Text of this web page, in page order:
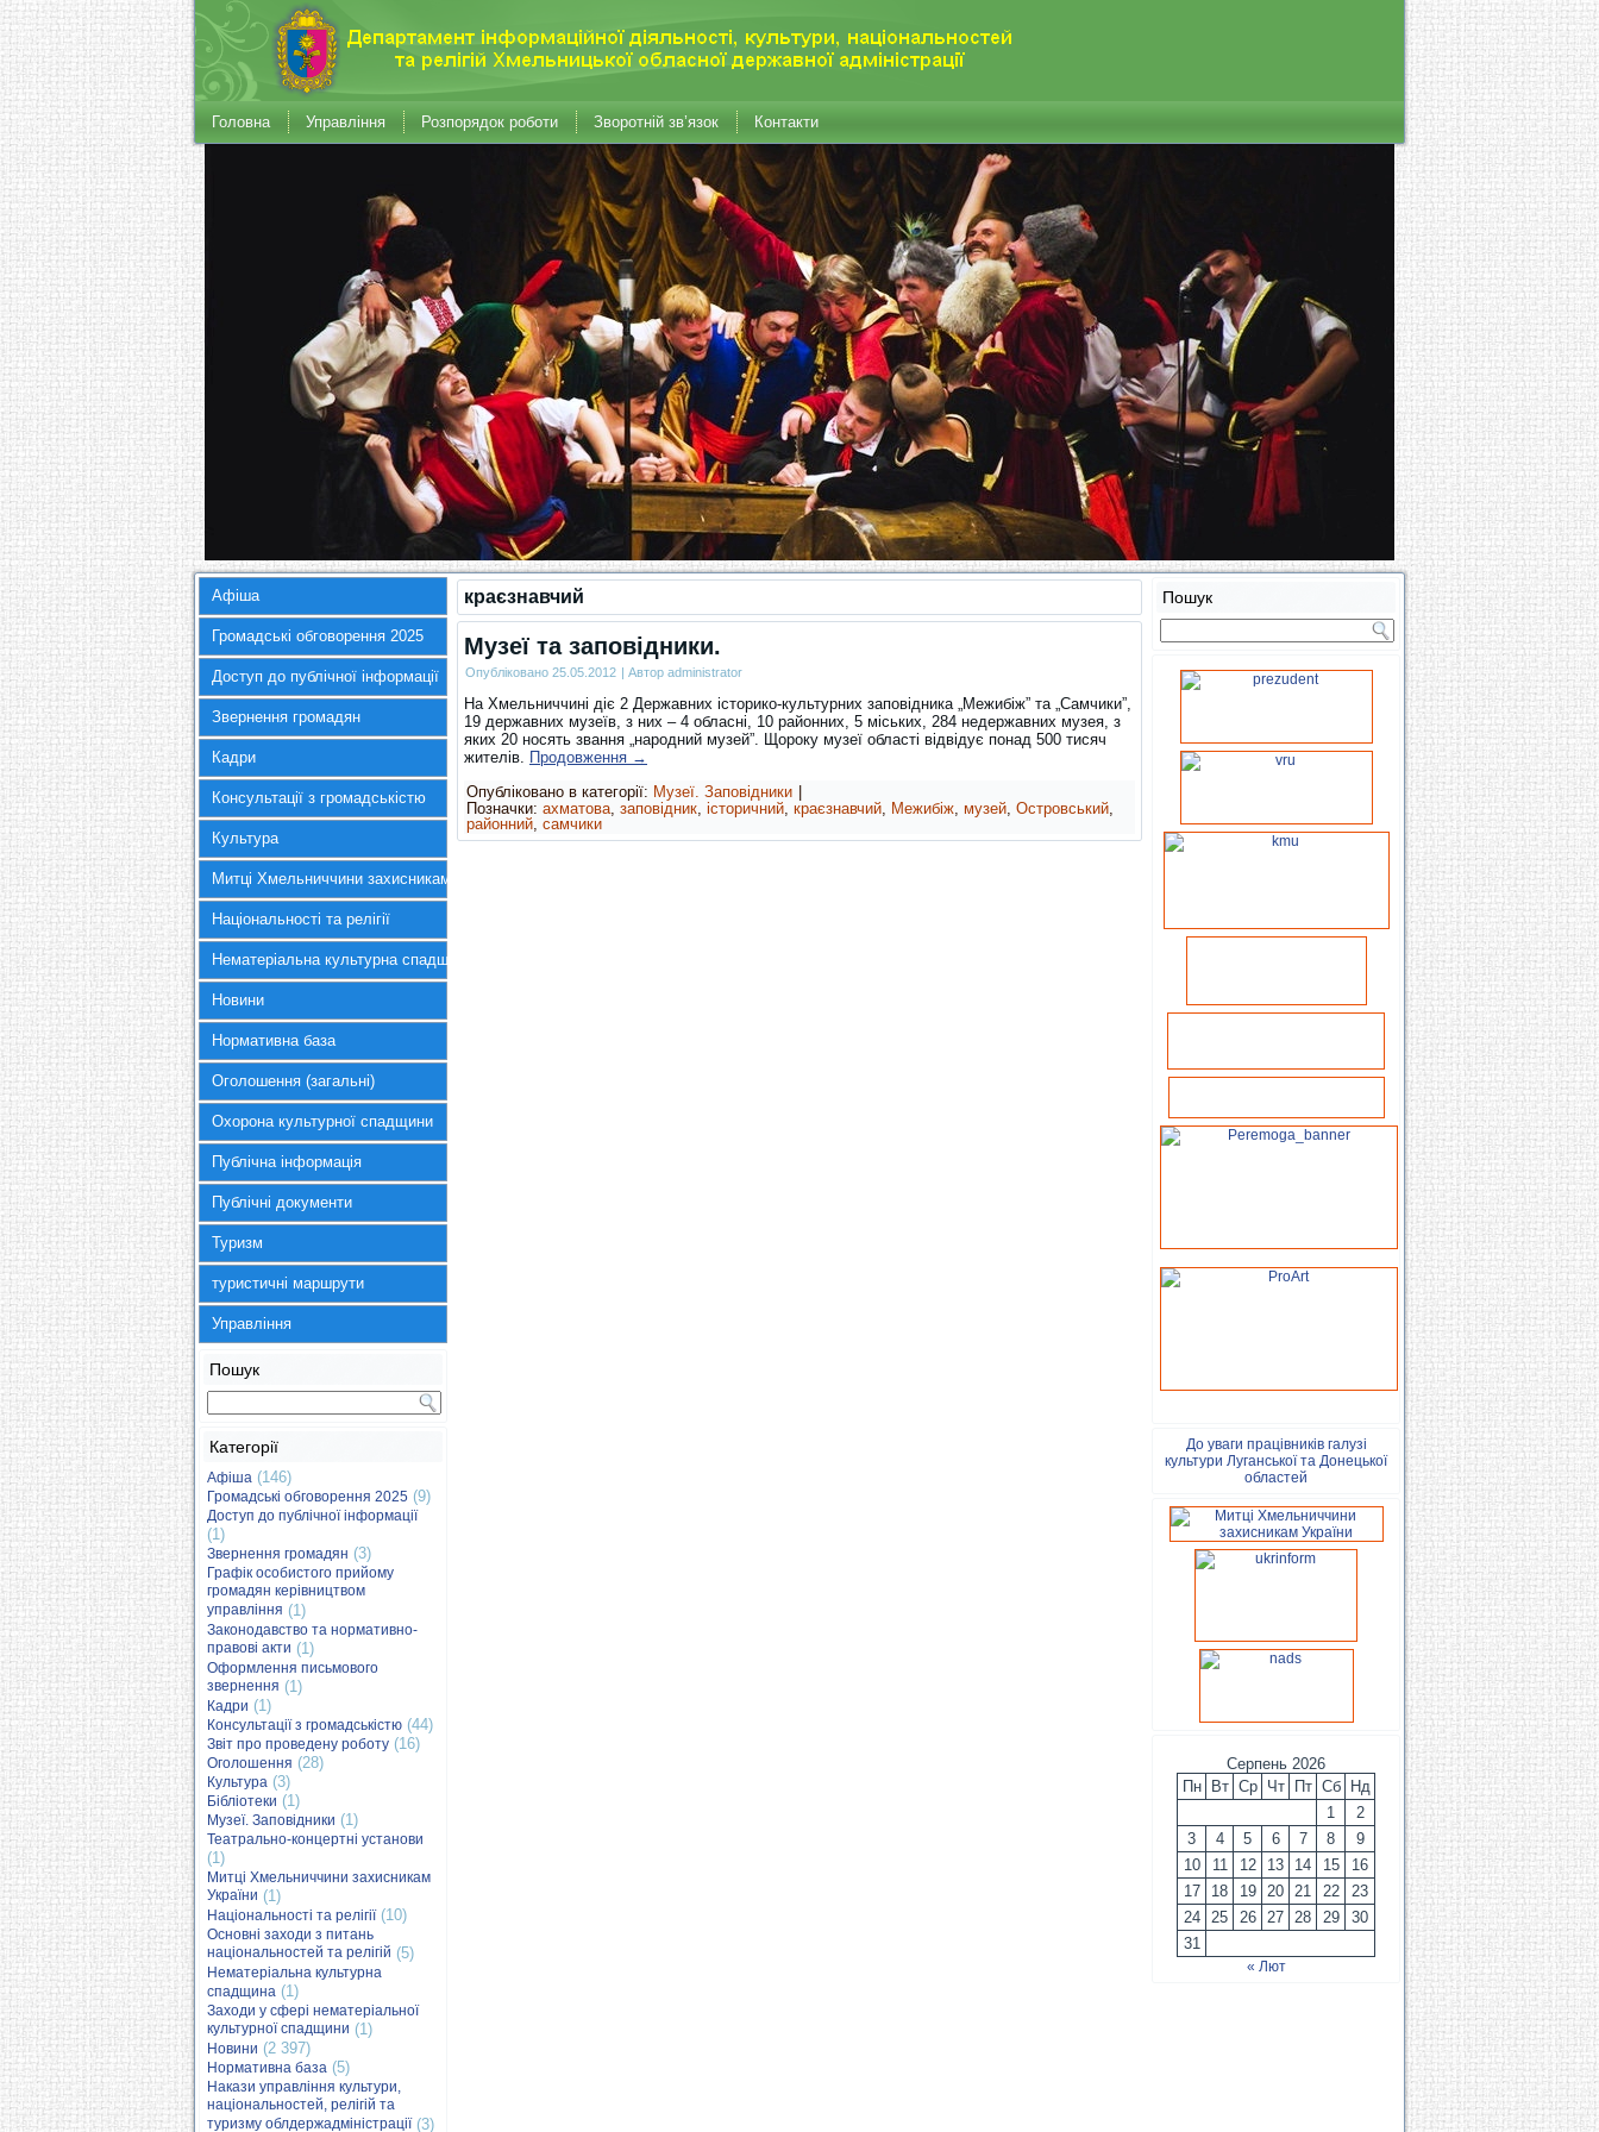
Головна Управління Розпорядок роботи Зворотній зв’язок Контакти
Афіша
Громадські обговорення 2025
Доступ до публічної інформації
Звернення громадян
Кадри
Консультації з громадськістю
Культура
Митці Хмельниччини захисникам України
Національності та релігії
Нематеріальна культурна спадщина
Новини
Нормативна база
Оголошення (загальні)
Охорона культурної спадщини
Публічна інформація
Публічні документи
Туризм
туристичні маршрути
Управління
Пошук
Категорії
Афіша (146)
Громадські обговорення 2025 (9)
Доступ до публічної інформації
(1)
Звернення громадян (3)
Графік особистого прийому
громадян керівництвом
управління (1)
Законодавство та нормативно-
правові акти (1)
Оформлення письмового
звернення (1)
Кадри (1)
Консультації з громадськістю (44)
Звіт про проведену роботу (16)
Оголошення (28)
Культура (3)
Бібліотеки (1)
Музеї. Заповідники (1)
Театрально-концертні установи
(1)
Митці Хмельниччини захисникам
України (1)
Національності та релігії(10)
Основні заходи з питань
національностей та релігій (5)
Нематеріальна культурна
спадщина (1)
Заходи у сфері нематеріальної
культурної спадщини (1)
Новини (2 397)
Нормативна база (5)
Накази управління культури,
національностей, релігій та
туризму облдержадміністрації(3)
краєзнавчий
Музеї та заповідники.
Опубліковано 25.05.2012 | Автор administrator
На Хмельниччині діє 2 Державних історико-культурних заповідника „Межибіж” та „Самчики”,
19 державних музеїв, з них – 4 обласні, 10 районних, 5 міських, 284 недержавних музея, з
яких 20 носять звання „народний музей”. Щороку музеї області відвідує понад 500 тисяч
жителів. Продовження →
Опубліковано в категорії: Музеї. Заповідники
Позначки: ахматова, заповідник, історичний, краєзнавчий, Межибіж, музей, Островський,
районний, самчики
Пошук
До уваги працівників галузі
культури Луганської та Донецької
областей
Серпень 2026
Пн
Вт Ср Чт Пт Сб
Нд
1
2
3
4 5 6 7 8
9
10
11 12 13 14 15
16
17
18 19 20 21 22
23
24
25 26 27 28 29
30
31
« Лют